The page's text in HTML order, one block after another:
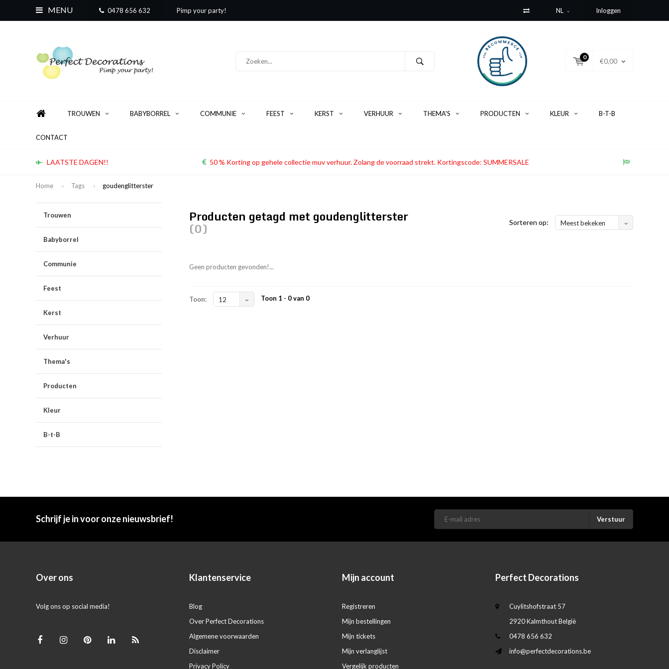
MENU 0478 656 632 Pimp your party! NL Inloggen
0
€0,00
TROUWEN BABYBORREL COMMUNIE FEEST KERST VERHUUR THEMA'S PRODUCTEN KLEUR B-T-B
CONTACT
LAATSTE DAGEN!! 50 % Korting op gehele collectie muv verhuur. Zolang de voorraad strekt. Kortingscode: SUMMERSALE
Home Tags goudenglitterster
Trouwen
Babyborrel
Communie
Feest
Kerst
Verhuur
Thema's
Producten
Kleur
B-t-B
Producten getagd met goudenglitterster
(0) Sorteren op: Meest bekeken
Geen producten gevonden!...
Toon: 12 Toon 1 - 0 van 0
Schrijf je in voor onze nieuwsbrief! Verstuur
Over ons
Volg ons op social media!
Klantenservice
Blog
Over Perfect Decorations
Algemene voorwaarden
Disclaimer
Privacy Policy
Mijn account
Registreren
Mijn bestellingen
Mijn tickets
Mijn verlanglijst
Vergelijk producten
Perfect Decorations
Cuylitshofstraat 57
2920 Kalmthout België
0478 656 632
info@perfectdecorations.be